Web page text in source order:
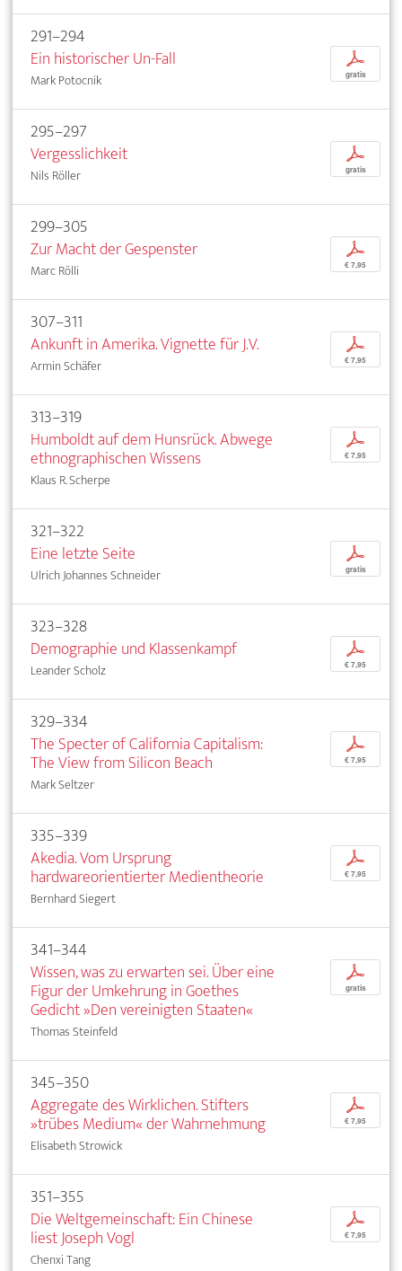
291–294
Ein historischer Un-Fall
Mark Potocnik
p
gratis
295–297
Vergesslichkeit
Nils Röller
p
gratis
299–305
Zur Macht der Gespenster
Marc Rölli
p
€ 7,95
307–311
Ankunft in Amerika. Vignette für J.V.
Armin Schäfer
p
€ 7,95
313–319
Humboldt auf dem Hunsrück. Abwege
ethnographischen Wissens
Klaus R. Scherpe
p
€ 7,95
321–322
Eine letzte Seite
Ulrich Johannes Schneider
p
gratis
323–328
Demographie und Klassenkampf
Leander Scholz
p
€ 7,95
329–334
The Specter of California Capitalism:
The View from Silicon Beach
Mark Seltzer
p
€ 7,95
335–339
Akedia. Vom Ursprung
hardwareorientierter Medientheorie
Bernhard Siegert
p
€ 7,95
341–344
Wissen, was zu erwarten sei. Über eine
Figur der Umkehrung in Goethes
Gedicht »Den vereinigten Staaten«
Thomas Steinfeld
p
gratis
345–350
Aggregate des Wirklichen. Stifters
»trübes Medium« der Wahrnehmung
Elisabeth Strowick
p
€ 7,95
351–355
Die Weltgemeinschaft: Ein Chinese
liest Joseph Vogl
Chenxi Tang
p
€ 7,95